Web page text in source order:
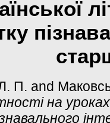
П. and
на уроках